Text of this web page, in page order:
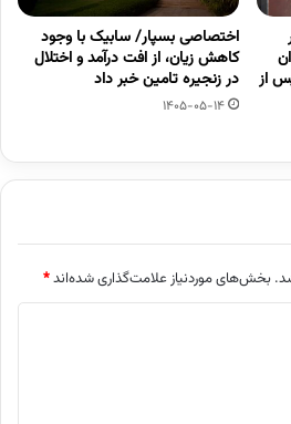
از
اختصاصی بسپار/ سابیک با وجود
کاهش زیان، از افت درآمد و اختلال
در زنجیره تامین خبر داد
1405-05-14
بخش‌های موردنیاز علامت‌گذاری شده‌اند*